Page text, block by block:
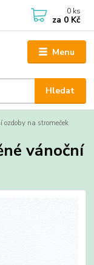
Menu
Hledat
0 ks
za 0 Kč
ozdoby na stromeček
vánoční